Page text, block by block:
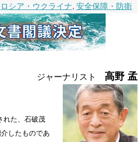
ロシア・ウクライナ, 安全保障・防衛
ジャーナリスト 高野 孟
れた、石破茂
したものであ